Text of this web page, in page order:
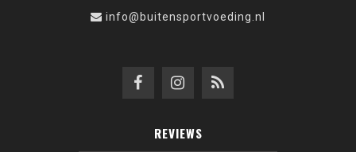
info@buitensportvoeding.nl
REVIEWS